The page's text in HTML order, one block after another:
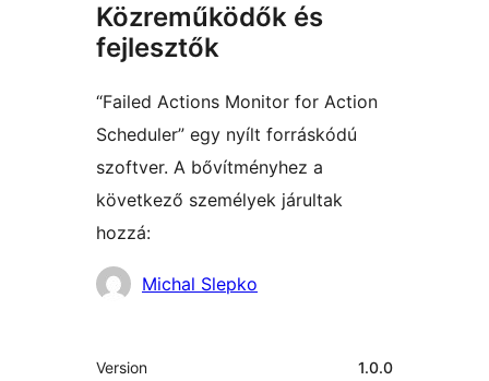
Közreműködők és
fejlesztők
“Failed Actions Monitor for Action
Scheduler” egy nyílt forráskódú
szoftver. A bővítményhez a
következő személyek járultak
hozzá:
Közreműködők
Michal Slepko
Meta
Version 1.0.0